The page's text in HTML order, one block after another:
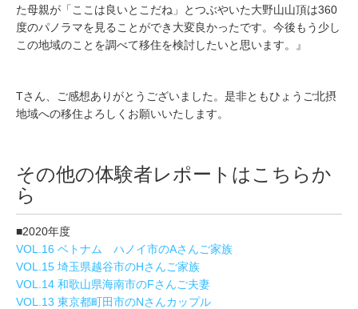
た母親が「ここは良いとこだね」とつぶやいた大野山山頂は360
度のパノラマを見ることができ大変良かったです。今後もう少し
この地域のことを調べて移住を検討したいと思います。』
Tさん、ご感想ありがとうございました。是非ともひょうご北摂
地域への移住よろしくお願いいたします。
その他の体験者レポートはこちらか
ら
■2020年度
VOL.16 ベトナム ハノイ市のAさんご家族
VOL.15 埼玉県越谷市のHさんご家族
VOL.14 和歌山県海南市のFさんご夫妻
VOL.13 東京都町田市のNさんカップル